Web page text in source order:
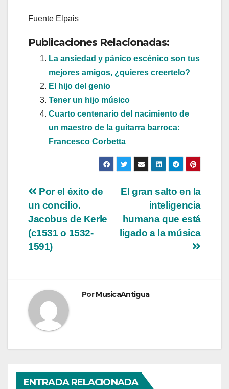
Fuente Elpais
Publicaciones Relacionadas:
La ansiedad y pánico escénico son tus
mejores amigos, ¿quieres creertelo?
El hijo del genio
Tener un hijo músico
Cuarto centenario del nacimiento de
un maestro de la guitarra barroca:
Francesco Corbetta
Navegación
de
entradas
El gran salto en la
inteligencia
humana que está
ligado a la música
Por el éxito de
un concilio.
Jacobus de Kerle
(c1531 o 1532-
1591)
PorMusicaAntigua
ENTRADA RELACIONADA